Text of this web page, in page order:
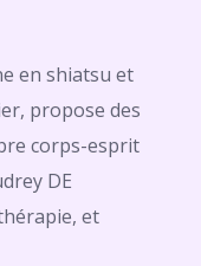
en shiatsu et
propose des
corps-esprit
DE
et